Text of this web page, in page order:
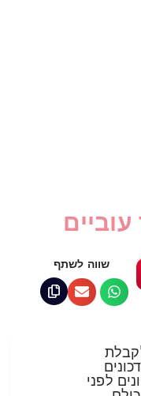
שווה לשתף
לפני